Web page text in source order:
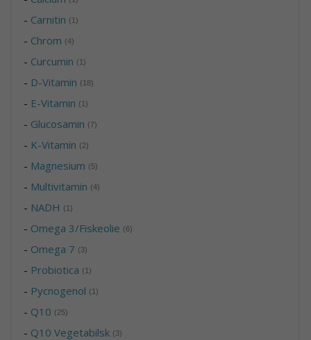
- Carnitin (1)
- Chrom (4)
- Curcumin (1)
- D-Vitamin (18)
- E-Vitamin (1)
- Glucosamin (7)
- K-Vitamin (2)
- Magnesium (5)
- Multivitamin (4)
- NADH (1)
- Omega 3/Fiskeolie (6)
- Omega 7 (3)
- Probiotica (1)
- Pycnogenol (1)
- Q10 (25)
- Q10 Vegetabilsk (3)